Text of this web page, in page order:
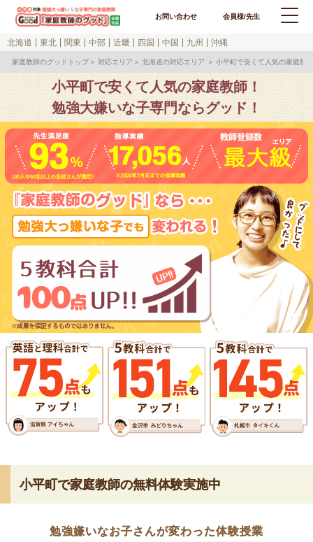
お問い合わせ 会員様/先生
北海道 東北 関東 中部 近畿 四国 中国 九州 沖縄
家庭教師のグッドトップ 対応エリア 北海道の対応エリア 小平町で安くて人気の家庭教
小平町で安くて人気の家庭教師！
勉強大嫌いな子専門ならグッド！
小平町で家庭教師の無料体験実施中
勉強嫌いなお子さんが変わった体験授業